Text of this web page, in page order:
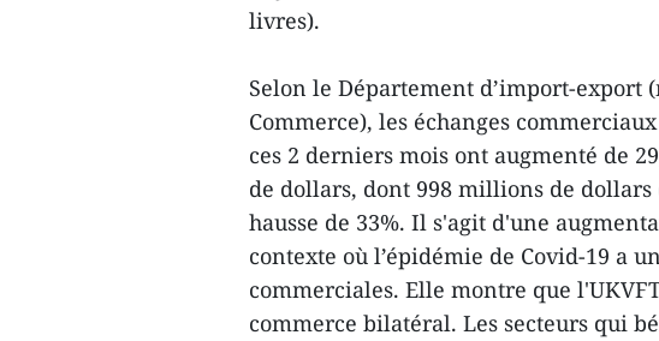
livres).
Selon le Département d’import-
Commerce), les échanges
ces 2 derniers mois ont augmenté de
de dollars, dont 998 millions de
hausse de 33%. Il s'agit d'une
contexte où l’épidémie de Covid-19 a
commerciales. Elle montre que
commerce bilatéral. Les secteurs qui